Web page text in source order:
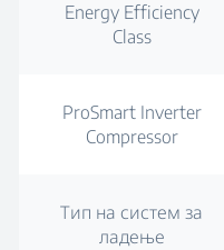
Energy Efficiency
Class
ProSmart Inverter
Compressor
Тип на систем за
ладење